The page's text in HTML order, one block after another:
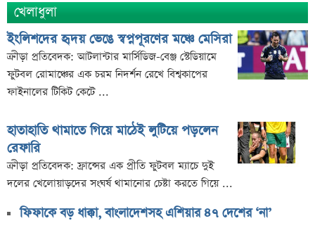
খেলাধুলা
ইংলিশদের হৃদয় ভেঙে স্বপ্নপূরণের মঞ্চে মেসিরা
ক্রীড়া প্রতিবেদক: আটলান্টার মার্সিডিজ-বেঞ্জ স্টেডিয়ামে
ফুটবল রোমাঞ্চের এক চরম নিদর্শন রেখে বিশ্বকাপের
ফাইনালের টিকিট কেটে ...
হাতাহাতি থামাতে গিয়ে মাঠেই লুটিয়ে পড়লেন
রেফারি
ক্রীড়া প্রতিবেদক: ফ্রান্সের এক প্রীতি ফুটবল ম্যাচে দুই
দলের খেলোয়াড়দের সংঘর্ষ থামানোর চেষ্টা করতে গিয়ে ...
ফিফাকে বড় ধাক্কা, বাংলাদেশসহ এশিয়ার ৪৭ দেশের ‘না’